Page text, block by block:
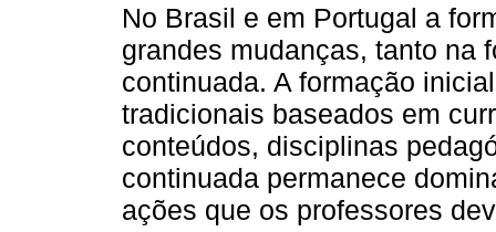
No Brasil e em Portugal a
grandes mudanças, tanto na
continuada. A formação
tradicionais baseados em
conteúdos, disciplinas
continuada permanece
ações que os professores